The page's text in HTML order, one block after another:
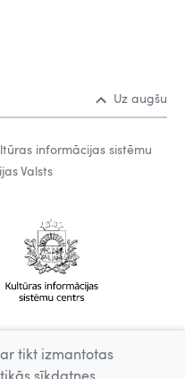
Uz augšu
informācijas sistēmu
Valsts
tikt izmantotas